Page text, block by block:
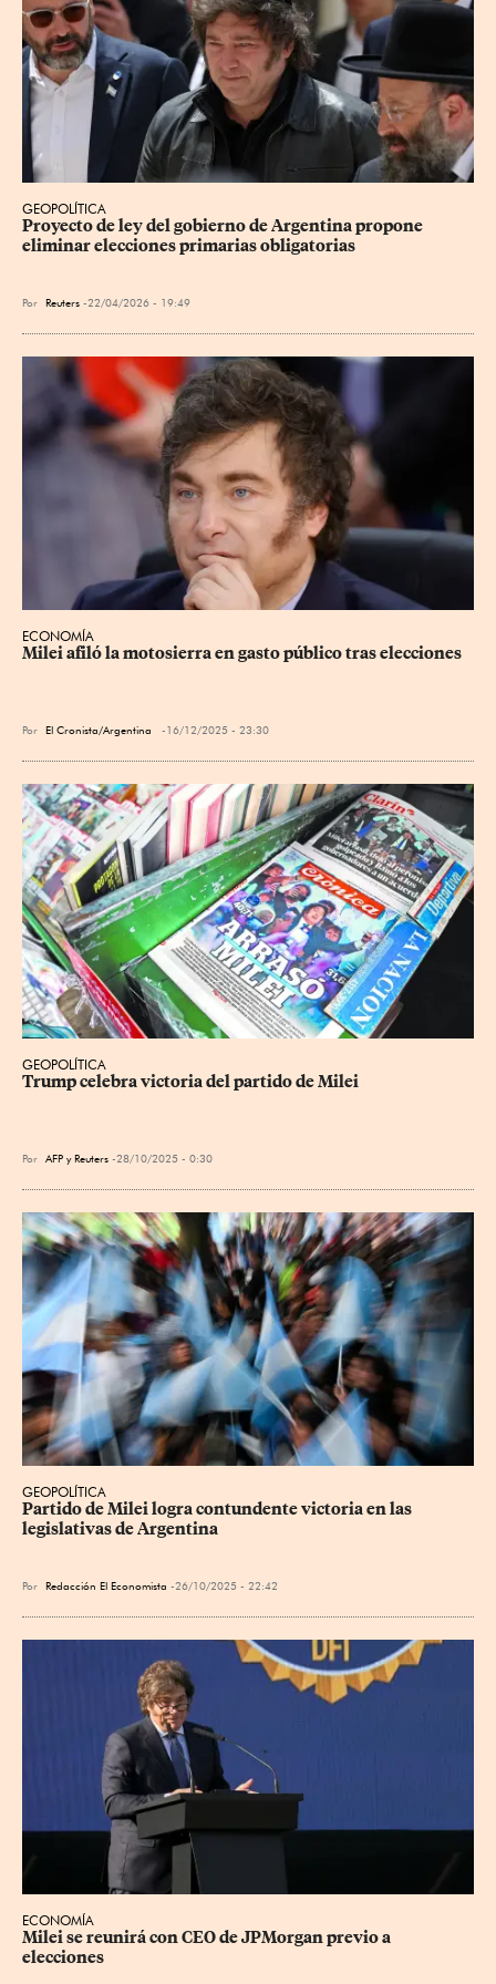
GEOPOLÍTICA
Proyecto de ley del gobierno de Argentina propone
eliminar elecciones primarias obligatorias
Por Reuters 22/04/2026 - 19:49
ECONOMÍA
Milei afiló la motosierra en gasto público tras elecciones
Por El Cronista/Argentina 16/12/2025 - 23:30
GEOPOLÍTICA
Trump celebra victoria del partido de Milei
Por AFP yReuters 28/10/2025 - 0:30
GEOPOLÍTICA
Partido de Milei logra contundente victoria en las
legislativas de Argentina
Por Redacción El Economista 26/10/2025 - 22:42
ECONOMÍA
Milei se reunirá con CEO de JPMorgan previo a
elecciones